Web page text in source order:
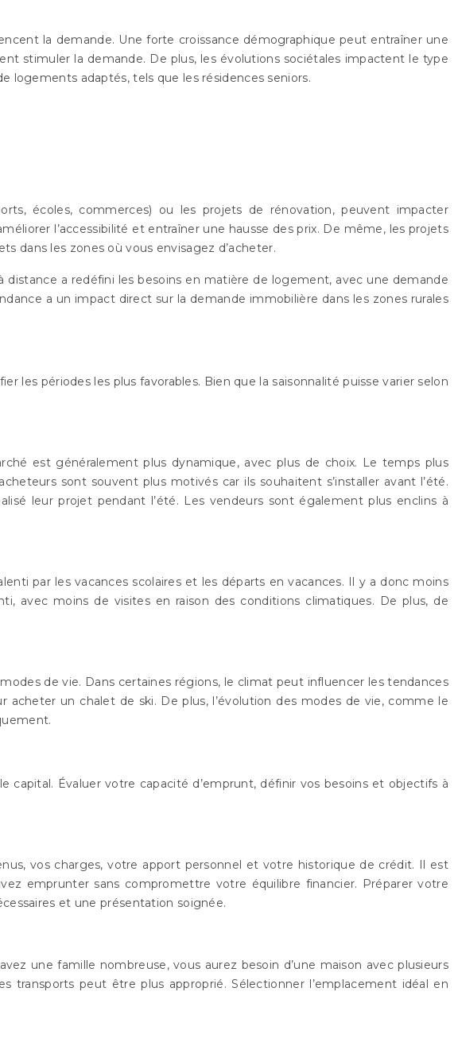
la demande. Une forte croissance démographique peut entraîner une
stimuler la demande. De plus, les évolutions sociétales impactent le type
logements adaptés, tels que les résidences seniors.
écoles, commerces) ou les projets de rénovation, peuvent impacter
l’accessibilité et entraîner une hausse des prix. De même, les projets
dans les zones où vous envisagez d’acheter.
a redéfini les besoins en matière de logement, avec une demande
a un impact direct sur la demande immobilière dans les zones rurales
les périodes les plus favorables. Bien que la saisonnalité puisse varier selon
est généralement plus dynamique, avec plus de choix. Le temps plus
sont souvent plus motivés car ils souhaitent s’installer avant l’été.
leur projet pendant l’été. Les vendeurs sont également plus enclins à
par les vacances scolaires et les départs en vacances. Il y a donc moins
avec moins de visites en raison des conditions climatiques. De plus, de
de vie. Dans certaines régions, le climat peut influencer les tendances
acheter un chalet de ski. De plus, l’évolution des modes de vie, comme le
Évaluer votre capacité d’emprunt, définir vos besoins et objectifs à
vos charges, votre apport personnel et votre historique de crédit. Il est
emprunter sans compromettre votre équilibre financier. Préparer votre
et une présentation soignée.
une famille nombreuse, vous aurez besoin d’une maison avec plusieurs
peut être plus approprié. Sélectionner l’emplacement idéal en